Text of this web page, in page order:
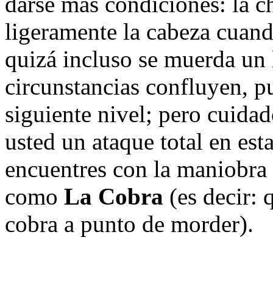
ligeramente la cabeza
quizá incluso se muerda
circunstancias confluyen,
siguiente nivel; pero
usted un ataque total en
encuentres con la
como La Cobra (es decir:
cobra a punto de morder).